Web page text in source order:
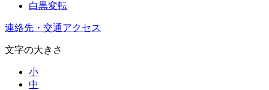
白黒変転
連絡先・交通アクセス
文字の大きさ
小
中